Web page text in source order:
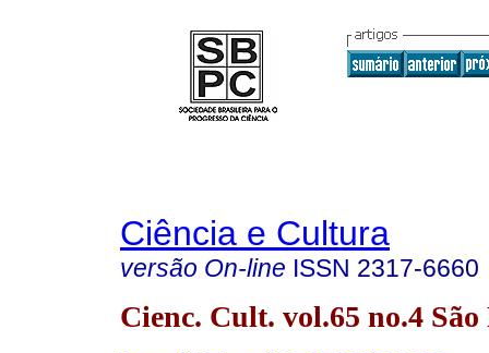
Ciência e Cultura
versão On-line ISSN 2317-6660
Cienc. Cult. vol.65 no.4